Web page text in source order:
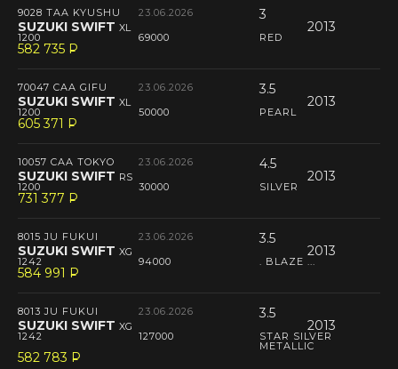
9028 TAA KYUSHU 23.06.2026 3
SUZUKI SWIFT XL 2013
1200 69000 RED
582 735 P
--
70047 CAA GIFU 23.06.2026 3.5
SUZUKI SWIFT XL 2013
1200 50000 PEARL
605 371 P
--
10057 CAA TOKYO 23.06.2026 4.5
SUZUKI SWIFT RS 2013
1200 30000 SILVER
731 377 P
--
8015 JU FUKUI 23.06.2026 3.5
SUZUKI SWIFT XG 2013
1242 94000 . BLAZE ...
584 991 P
--
8013 JU FUKUI 23.06.2026 3.5
SUZUKI SWIFT XG 2013
1242 127000 STAR SILVER
METALLIC
582 783 P
--